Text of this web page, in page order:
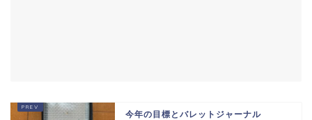
今年の目標とバレットジャーナル